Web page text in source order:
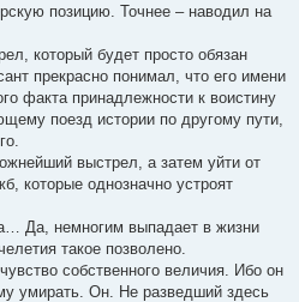
позицию. Точнее – наводил на
который будет просто обязан
прекрасно понимал, что его имени
факта принадлежности к воистину
поезд истории по другому пути,
выстрел, а затем уйти от
которые однозначно устроят
Да, немногим выпадает в жизни
такое позволено.
собственного величия. Ибо он
умирать. Он. Не разведший здесь